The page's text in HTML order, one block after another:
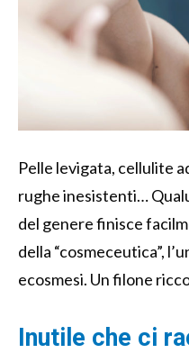
Pelle levigata, cellulite
rughe inesistenti…
del genere finisce
della “cosmeceutica”,
ecosmesi. Un filone
Inutile che ci